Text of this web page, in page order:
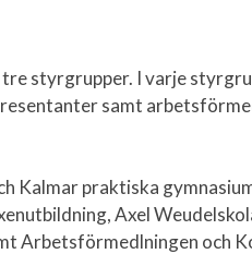
styrgrupper. I varje
samt
Kalmar praktiska
Axel
Arbetsförmedlningen och